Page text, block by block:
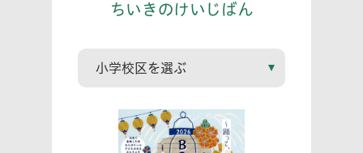
ちいきのけいじばん